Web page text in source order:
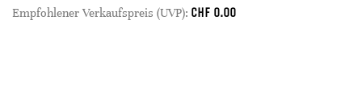
Empfohlener Verkaufspreis (UVP): CHF 0.00